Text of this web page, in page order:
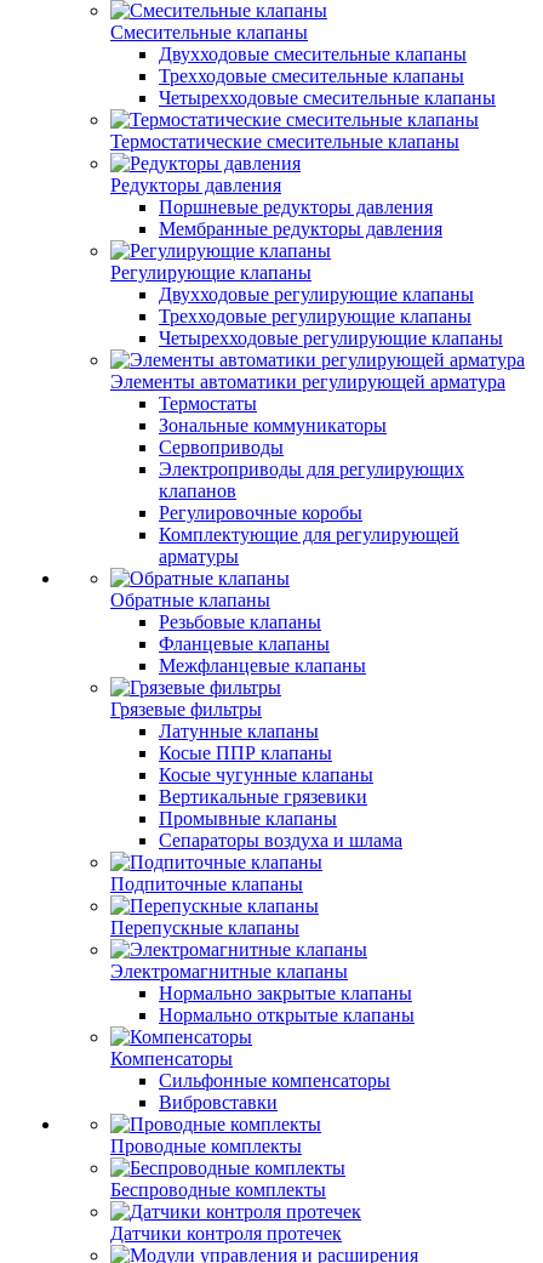
Смесительные клапаны
Двухходовые смесительные клапаны
Трехходовые смесительные клапаны
Четырехходовые смесительные клапаны
Термостатические смесительные клапаны
Редукторы давления
Поршневые редукторы давления
Мембранные редукторы давления
Регулирующие клапаны
Двухходовые регулирующие клапаны
Трехходовые регулирующие клапаны
Четырехходовые регулирующие клапаны
Элементы автоматики регулирующей арматура
Термостаты
Зональные коммуникаторы
Сервоприводы
Электроприводы для регулирующих
клапанов
Регулировочные коробы
Комплектующие для регулирующей
арматуры
Обратные клапаны
Резьбовые клапаны
Фланцевые клапаны
Межфланцевые клапаны
Грязевые фильтры
Латунные клапаны
Косые ППР клапаны
Косые чугунные клапаны
Вертикальные грязевики
Промывные клапаны
Сепараторы воздуха и шлама
Подпиточные клапаны
Перепускные клапаны
Электромагнитные клапаны
Нормально закрытые клапаны
Нормально открытые клапаны
Компенсаторы
Сильфонные компенсаторы
Вибровставки
Проводные комплекты
Беспроводные комплекты
Датчики контроля протечек